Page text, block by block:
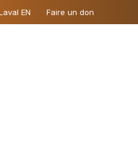
EN Faire un don